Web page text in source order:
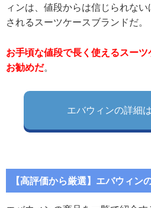
ィンは、値段からは信じられな
されるスーツケースブランドだ。
お手頃な値段で長く使えるスー
お勧めだ。
エバウィンの詳細
【高評価から厳選】エバウィン